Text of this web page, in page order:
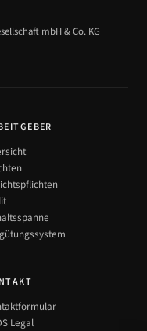
mbH & Co. KG
Legal